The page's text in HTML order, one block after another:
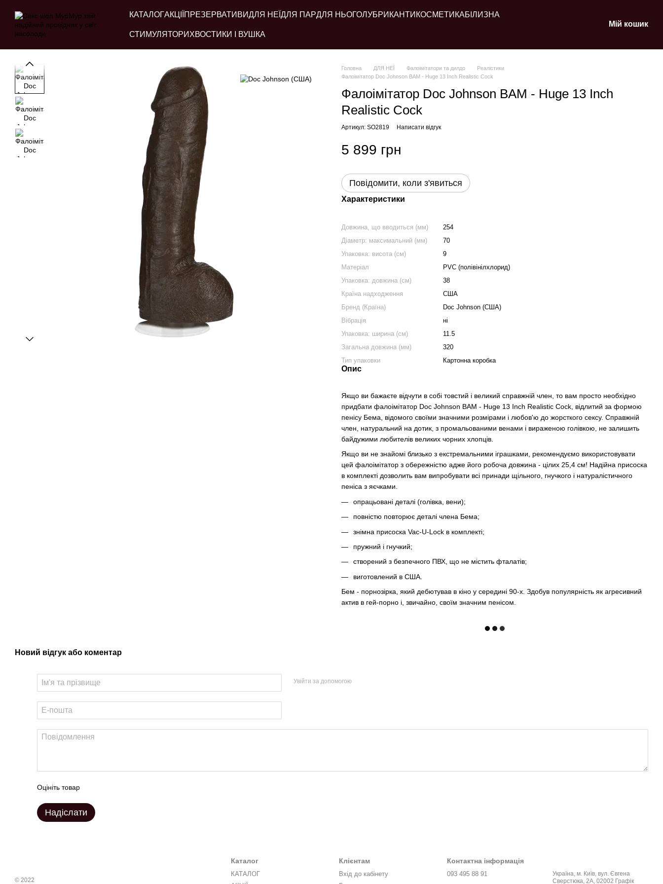
КАТАЛОГАКЦІЇ ПРЕЗЕРВАТИВИДЛЯ НЕЇ ДЛЯ ПАРДЛЯ НЬОГОЛУБРИКАНТИ КОСМЕТИКАБІЛИЗНА
СТИМУЛЯТОРИ ХВОСТИКИ І ВУШКА
Мій кошик
Головна ДЛЯ НЕЇ Фалоімітатори та дилдо
Реалістики
Фалоімітатор Doc Johnson BAM - Huge 13 Inch Realistic Cock
Фалоімітатор Doc Johnson BAM - Huge 13 Inch
Realistic Cock
Артикул: SO2819 Написати відгук
5 899 грн
Повідомити, коли з'явиться
Характеристики
Довжина, що вводиться (мм)
254
Діаметр: максимальний (мм)
70
Упаковка: висота (см)
9
Матеріал
PVC (полівінілхлорид)
Упаковка: довжина (см)
38
Країна надходження
США
Бренд (Країна)
Doc Johnson (США)
Вібрація
ні
Упаковка: ширина (см)
11.5
Загальна довжина (мм)
320
Тип упаковки
Картонна коробка
Опис
Якщо ви бажаєте відчути в собі товстий і великий справжній член, то вам просто необхідно
придбати фалоімітатор Doc Johnson BAM - Huge 13 Inch Realistic Cock, відлитий за формою
пенісу Бема, відомого своїми значними розмірами і любов'ю до жорсткого сексу. Справжній
член, натуральний на дотик, з промальованими венами і вираженою голівкою, не залишить
байдужими любителів великих чорних хлопців.
Якщо ви не знайомі близько з екстремальними іграшками, рекомендуємо використовувати
цей фалоімітатор з обережністю адже його робоча довжина - цілих 25,4 см! Надійна присоска
в комплекті дозволить вам випробувати всі принади щільного, гнучкого і натуралістичного
пеніса з яєчками.
опрацьовані деталі (голівка, вени);
повністю повторює деталі члена Бема;
знімна присоска Vac-U-Lock в комплекті;
пружний і гнучкий;
створений з безпечного ПВХ, що не містить фталатів;
виготовлений в США.
Бем - порнозірка, який дебютував в кіно у середині 90-х. Здобув популярність як агресивний
актив в гей-порно і, звичайно, своїм значним пенісом.
Новий відгук або коментар
Увійти за допомогою
Оцініть товар
Надіслати
© 2022
Каталог
КАТАЛОГ
Клієнтам
Вхід до кабінету
Контактна інформація
093 495 88 91
Україна, м. Київ, вул. Євгена
Сверстюка, 2А, 02002 Графік